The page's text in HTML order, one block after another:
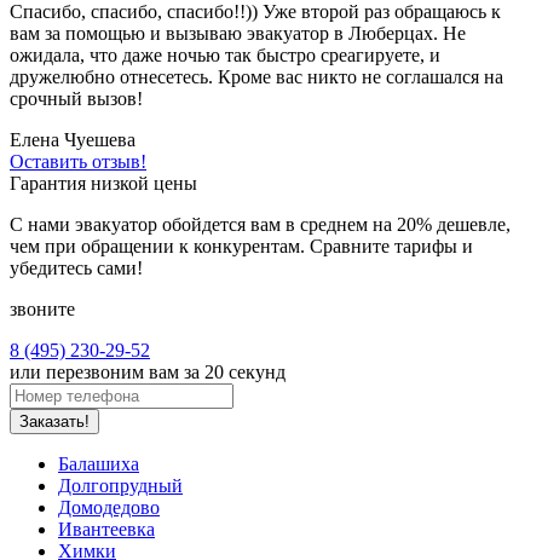
Спасибо, спасибо, спасибо!!)) Уже второй раз обращаюсь к
вам за помощью и вызываю эвакуатор в Люберцах. Не
ожидала, что даже ночью так быстро среагируете, и
дружелюбно отнесетесь. Кроме вас никто не соглашался на
срочный вызов!
Елена Чуешева
Оставить отзыв!
Гарантия низкой цены
С нами эвакуатор обойдется вам в среднем на 20% дешевле,
чем при обращении к конкурентам. Сравните тарифы и
убедитесь сами!
звоните
8 (495) 230-29-52
или перезвоним вам за 20 секунд
Заказать!
Балашиха
Долгопрудный
Домодедово
Ивантеевка
Химки